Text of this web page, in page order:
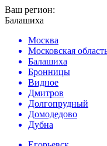
Ваш регион:
Балашиха
Москва
Московская
Балашиха
Бронницы
Видное
Дмитров
Долгопрудный
Домодедово
Дубна